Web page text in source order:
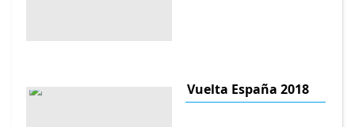
Vuelta España 2018